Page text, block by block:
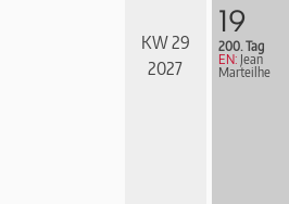
KW 29
2027
19
200. Tag
EN: Jean
Marteilhe